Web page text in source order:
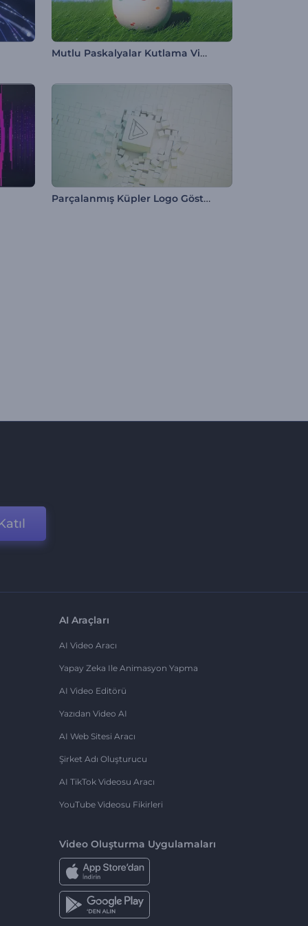
Mutlu Paskalyalar Kutlama Videosu
Parçalanmış Küpler Logo Gösterimi
AI Araçları
AI Video Aracı
Yapay Zeka Ile Animasyon Yapma
AI Video Editörü
Yazıdan Video AI
AI Web Sitesi Aracı
Şirket Adı Oluşturucu
AI TikTok Videosu Aracı
YouTube Videosu Fikirleri
Video Oluşturma Uygulamaları